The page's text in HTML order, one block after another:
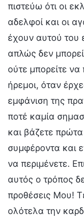
πιστεύω ότι οι
αδελφοί και οι
έχουν αυτού του
απλώς δεν
ούτε μπορείτε να
ήρεμοι, όταν
εμφάνιση της
ποτέ καμία
και βάζετε
συμφέροντα και
να περιμένετε.
αυτός ο τρόπος
προθέσεις Μου!
ολότελα την